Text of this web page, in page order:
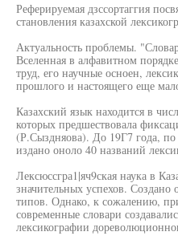
Реферируемая дзссортаггия
становления казахской
Актуальность проблемы.
Вселенная в алфавитном
труд, его научные осноен,
прошлого и настоящего еще
Казахский язык находится в
которых предшествовала
(Р.Сыздняова). До 19Г7 года,
издано оноло 40 названий
Лексюссгра1|яч9ская наука в
значительных успехов. Создано
типов. Однако, к сожалению,
современные словари
лексикографии